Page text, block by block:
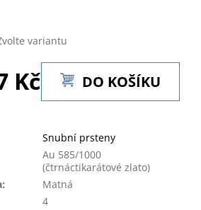
variantu
Kč DO KOŠÍKU
Snubní prsteny
Au 585/1000
(čtrnáctikarátové zlato)
:
Matná
4